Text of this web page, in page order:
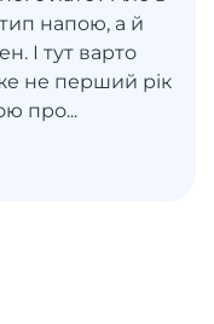
напою, а й
І тут варто
не перший рік
про...